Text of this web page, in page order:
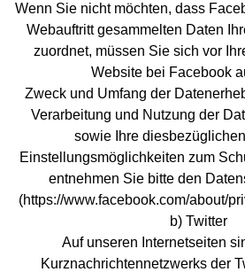
Wenn Sie nicht möchten, dass
Webauftritt gesammelten Daten
zuordnet, müssen Sie sich vor
Website bei Facebook
Zweck und Umfang der
Verarbeitung und Nutzung der
sowie Ihre
Einstellungsmöglichkeiten zum
entnehmen Sie bitte den
(https://www.facebook.com/about/
b) Twitter
Auf unseren Internetseiten
Kurznachrichtennetzwerks der